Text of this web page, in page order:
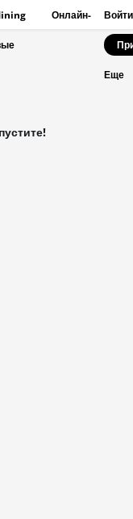
Онлайн- Войти
Еще